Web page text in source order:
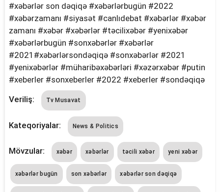
#xəbərlər son dəqiqə #xəbərlərbugün #2022
#xəbərzamanı #siyasət #canlıdebat #xəbərlər #xəbər
zamanı #xəbər #xəbərlər #təcilixəbər #yenixəbər
#xəbərlərbugün #sonxəbərlər #xəbərlər
#2021#xəbərlərsondəqiqə #sonxəbərlər #2021
#yenixəbərlər #müharibəxəbərləri #xəzərxəbər #putin
#xeberler #sonxeberler #2022 #xeberler #sondəqiqə
Veriliş: Tv Musavat
Kateqoriyalar: News & Politics
Mövzular: xəbər xəbərlər təcili xəbər yeni xəbər
xəbərlər bugün son xəbərlər xəbərlər son dəqiqə